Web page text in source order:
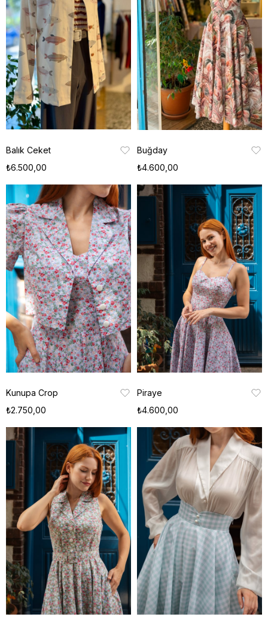
Balık Ceket
₺6.500,00
Buğday
₺4.600,00
Kunupa Crop
₺2.750,00
Piraye
₺4.600,00